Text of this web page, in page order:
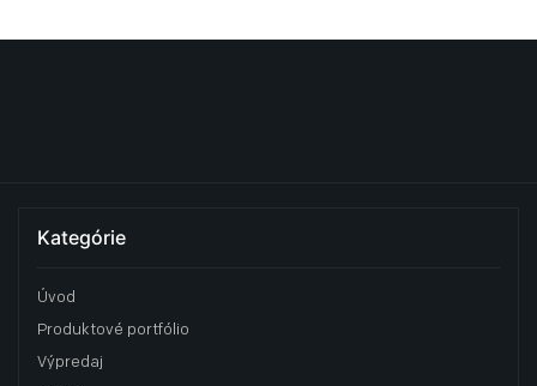
Kategórie
Úvod
Produktové portfólio
Výpredaj